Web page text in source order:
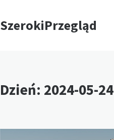
SzerokiPrzegląd
Dzień: 2024-05-24